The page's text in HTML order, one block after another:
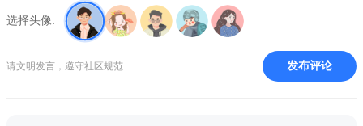
尝鲜派ios16描述文件在此款软件上面是你能够时刻去了解到
选择头像:
请文明发言，遵守社区规范 发布评论